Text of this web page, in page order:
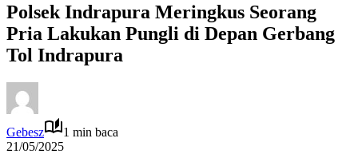
Polsek Indrapura Meringkus Seorang
Pria Lakukan Pungli di Depan Gerbang
Tol Indrapura
Gebesz
1 min baca
21/05/2025